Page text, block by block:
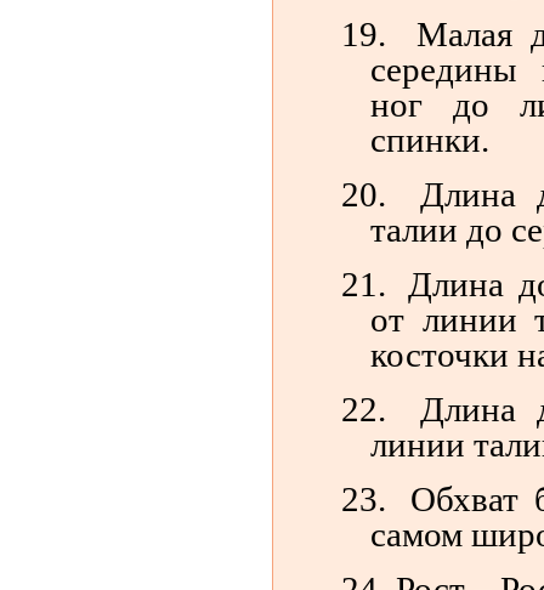
19.
Малая
середины
ног до
спинки.
20.
Длина
талии до
21.
Длина
от линии
косточки
22.
Длина
линии
23.
Обхват
самом